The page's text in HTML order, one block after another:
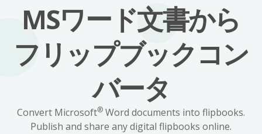
MSワード文書から
フリップブックコン
バータ
Convert Microsoft® Word documents into flipbooks.
Publish and share any digital flipbooks online.